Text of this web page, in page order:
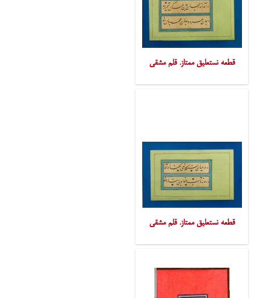
قطعه نستعلیق ممتاز. قلم مشقی
قطعه نستعلیق ممتاز. قلم مشقی